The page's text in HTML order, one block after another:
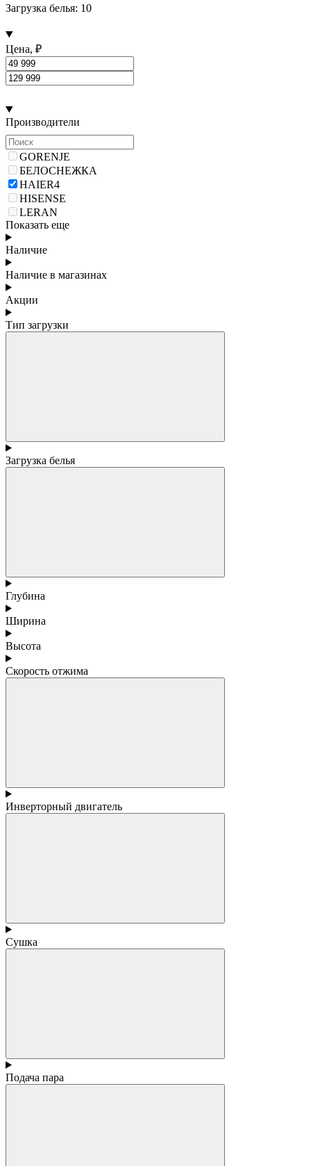
Загрузка белья: 10
Цена, ₽
Производители
GORENJE
БЕЛОСНЕЖКА
HAIER4
HISENSE
LERAN
Показать еще
Наличие
Наличие в магазинах
Акции
Тип загрузки
Загрузка белья
Глубина
Ширина
Высота
Скорость отжима
Инверторный двигатель
Сушка
Подача пара